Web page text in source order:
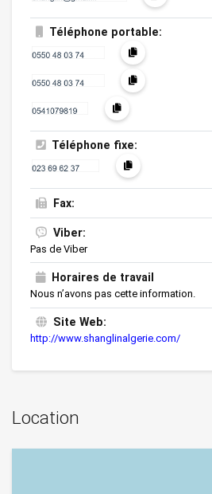
Téléphone portable:
Téléphone fixe:
Fax:
Viber:
Pas de Viber
Horaires de travail
Nous n’avons pas cette information.
Site Web:
http://www.shanglinalgerie.com/
Location